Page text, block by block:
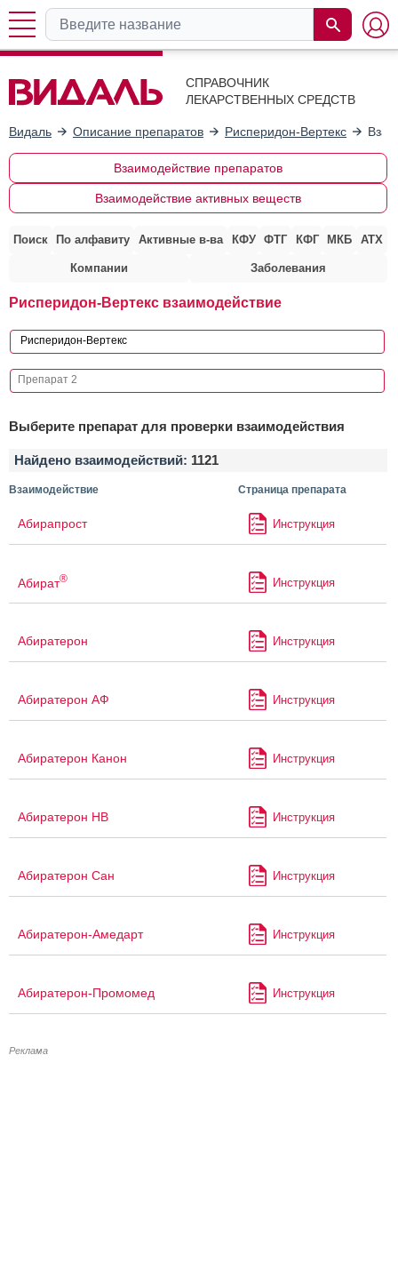
СПРАВОЧНИК
ЛЕКАРСТВЕННЫХ СРЕДСТВ
Видаль Описание препаратов Рисперидон-Вертекс
Взаимодействие препаратов
Взаимодействие активных веществ
Поиск По алфавиту Активные в-ва КФУ ФТГ КФГ МКБ АТХ
Компании Заболевания
Рисперидон-Вертекс взаимодействие
Выберите препарат для проверки взаимодействия
Найдено взаимодействий: 1121
Взаимодействие Страница препарата
Абирапрост Инструкция
Абират® Инструкция
Абиратерон Инструкция
Абиратерон АФ Инструкция
Абиратерон Канон Инструкция
Абиратерон НВ Инструкция
Абиратерон Сан Инструкция
Абиратерон-Амедарт Инструкция
Абиратерон-Промомед Инструкция
Реклама